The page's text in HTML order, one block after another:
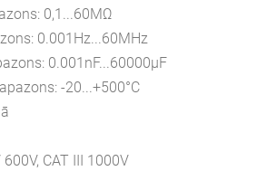
0,1...60MΩ
0.001Hz...60MHz
0.001nF...60000μF
-20...+500°C
CAT III 1000V